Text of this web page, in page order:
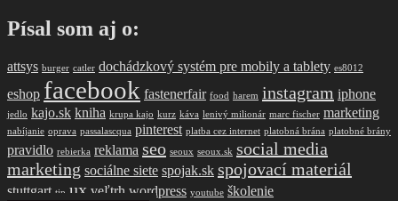
Písal som aj o:
attsys burger catler dochádzkový systém pre mobily a tablety es8012
eshop facebook fastenerfair food harem instagram iphone
jedlo kajo.sk kniha krupa kajo kurz káva lenivý milionár marc fischer marketing
nabíjanie oprava passalascqua pinterest platba cez internet platobná brána platobné brány
pravidlo rebierka reklama seo seoux seoux.sk social media
marketing sociálne siete spojak.sk spojovací materiál
stuttgart tip ux veľtrh wordpress youtube školenie